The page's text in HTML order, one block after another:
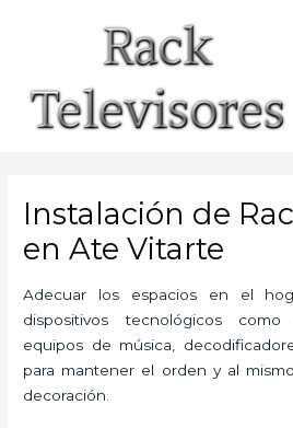
Instalación de
en Ate Vitarte
Adecuar los espacios en el
dispositivos tecnológicos como
equipos de música,
para mantener el orden y al
decoración.